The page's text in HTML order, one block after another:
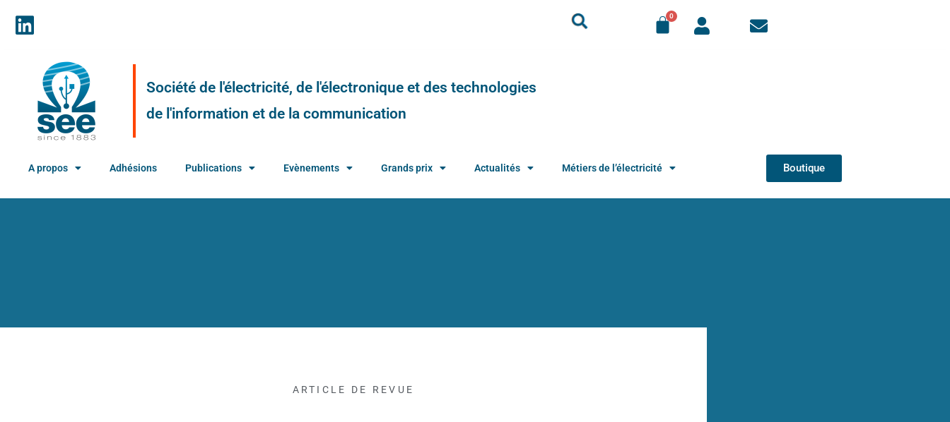
Société de l'électricité, de l'électronique et des technologies
de l'information et de la communication
A propos Adhésions Publications Evènements Grands prix Actualités Métiers de l’électricité Boutique
ARTICLE DE REVUE